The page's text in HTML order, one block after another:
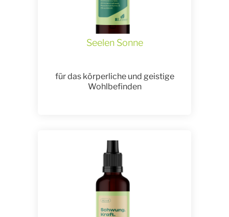
Seelen Sonne
für das körperliche und geistige
Wohlbefinden